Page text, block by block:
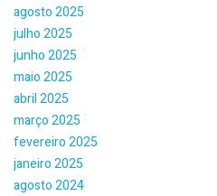
agosto 2025
julho 2025
junho 2025
maio 2025
abril 2025
março 2025
fevereiro 2025
janeiro 2025
agosto 2024